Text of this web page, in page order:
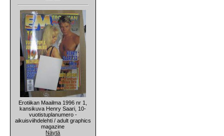
Erotiikan Maailma 1996 nr 1,
kansikuva Henry Saari, 10-
vuotistuplanumero -
aikuisviihdelehti / adult graphics
magazine
Näytä